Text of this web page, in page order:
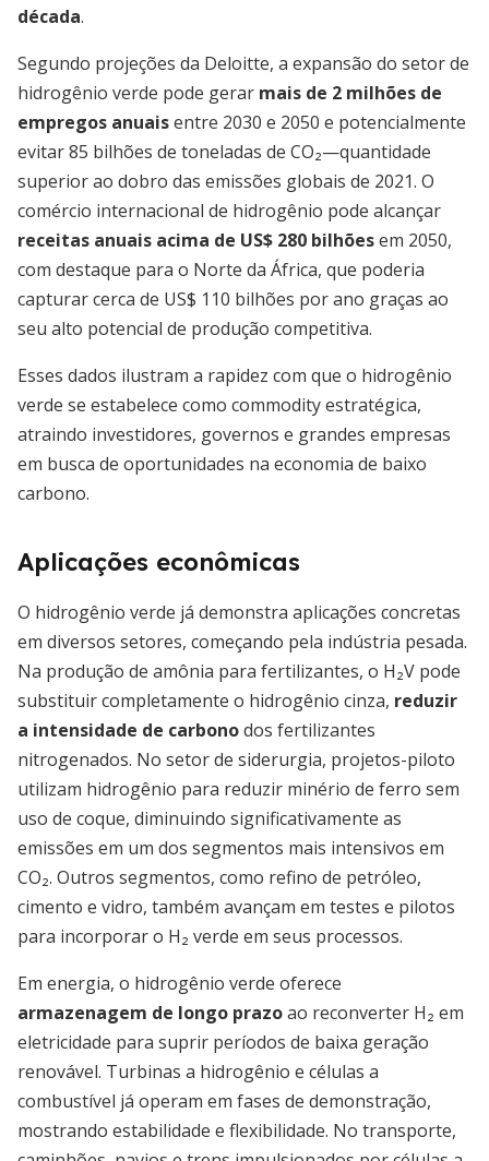
década.
Segundo projeções da Deloitte, a expansão do setor de
hidrogênio verde pode gerar mais de 2 milhões de
empregos anuaisentre 2030 e 2050 e potencialmente
evitar 85 bilhões de toneladas de CO₂—quantidade
superior ao dobro das emissões globais de 2021. O
comércio internacional de hidrogênio pode alcançar
receitas anuais acima de US$ 280 bilhõesem 2050,
com destaque para o Norte da África, que poderia
capturar cerca de US$ 110 bilhões por ano graças ao
seu alto potencial de produção competitiva.
Esses dados ilustram a rapidez com que o hidrogênio
verde se estabelece como commodity estratégica,
atraindo investidores, governos e grandes empresas
em busca de oportunidades na economia de baixo
carbono.
Aplicações econômicas
O hidrogênio verde já demonstra aplicações concretas
em diversos setores, começando pela indústria pesada.
Na produção de amônia para fertilizantes, o H₂V pode
substituir completamente o hidrogênio cinza, reduzir
a intensidade de carbonodos fertilizantes
nitrogenados. No setor de siderurgia, projetos-piloto
utilizam hidrogênio para reduzir minério de ferro sem
uso de coque, diminuindo significativamente as
emissões em um dos segmentos mais intensivos em
CO₂. Outros segmentos, como refino de petróleo,
cimento e vidro, também avançam em testes e pilotos
para incorporar o H₂ verde em seus processos.
Em energia, o hidrogênio verde oferece
armazenagem de longo prazoao reconverter H₂ em
eletricidade para suprir períodos de baixa geração
renovável. Turbinas a hidrogênio e células a
combustível já operam em fases de demonstração,
mostrando estabilidade e flexibilidade. No transporte,